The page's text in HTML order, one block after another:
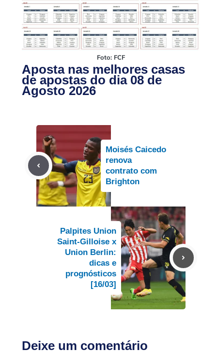
Foto: FCF
Aposta nas melhores casas
de apostas do dia 08 de
Agosto 2026
Moisés Caicedo
renova
contrato com
Brighton
Palpites Union
Saint-Gilloise x
Union Berlin:
dicas e
prognósticos
[16/03]
Deixe um comentário